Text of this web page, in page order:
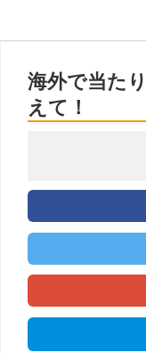
海外で当た
えて！